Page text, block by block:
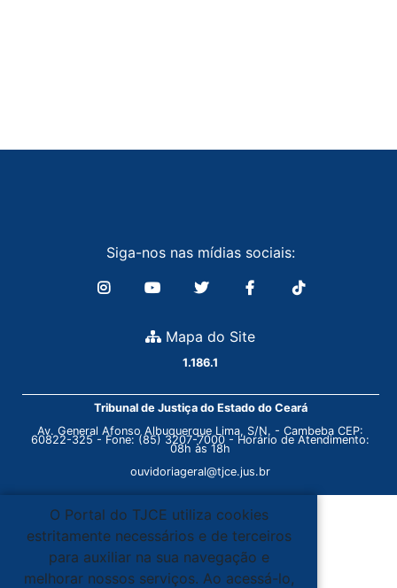
Siga-nos nas mídias sociais:
Mapa do Site
1.186.1
Tribunal de Justiça do Estado do Ceará
Av. General Afonso Albuquerque Lima, S/N. - Cambeba CEP:
60822-325 - Fone: (85) 3207-7000 - Horário de Atendimento:
08h às 18h
ouvidoriageral@tjce.jus.br
O Portal do TJCE utiliza cookies
estritamente necessários e de terceiros
para auxiliar na sua navegação e
melhorar nossos serviços. Ao acessá-lo,